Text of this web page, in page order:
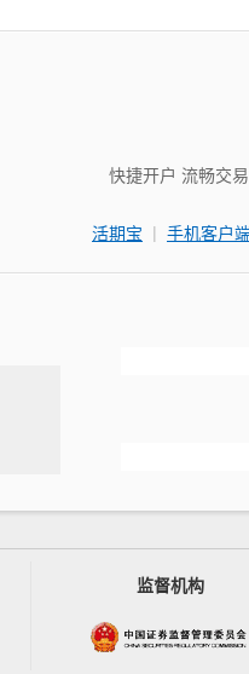
快捷开户 流畅交易
活期宝 | 手机客户
监督机构